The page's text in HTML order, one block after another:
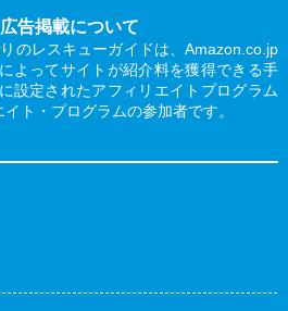
告掲載について
のレスキューガイドは、Amazon.co.jp
よってサイトが紹介料を獲得できる手
設定されたアフィリエイトプログラム
ト・プログラムの参加者です。